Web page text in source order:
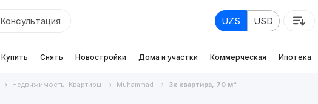
Консультация UZS USD
Купить Снять Новостройки Дома и участки Коммерческая Ипотека
Недвижимость, Квартиры Muhammad 3к квартира, 70 м²